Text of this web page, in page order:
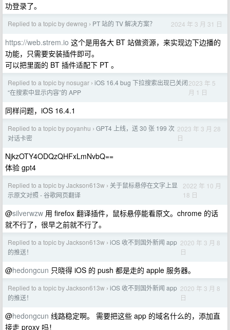
功登录了。
Replied to a topic by dewreg › PT 站的 TV 解决方案？ 2024 年 3 月 31 日
https://web.strem.io 这个是用各大 BT 站做资源，来实现边下边播的
功能，只需要安装插件即可。
可以把里面的 BT 插件适配下 PT 。
Replied to a topic by nosugar › iOS 16.4 bug 下拉搜索出现已关闭
“在搜索中显示内容”的 APP
2023 年 5
月 1 日
同样问题，iOS 16.4.1
Replied to a topic by poyanhu › GPT4 上线，送 30 张 199 次
对话卡密
2023 年 3 月 28
日
NjkzOTY4ODQzQHFxLmNvbQ==
体验 gpt4
Replied to a topic by Jackson613w › 关于鼠标悬停在文字上显
示原文对照 - 谷歌网页翻译
2022 年 10 月
18 日
@silverwzw 用 firefox 翻译插件，鼠标悬停能看原文。chrome 的话
就不行了，很早之前就不行了。
Replied to a topic by Jackson613w › iOS 收不到国外新闻 app
的推送！
2020 年 3 月 8
日
@hedongcun 只晓得 iOS 的 push 都是走的 apple 服务器。
Replied to a topic by Jackson613w › iOS 收不到国外新闻 app
的推送！
2020 年 3 月 8
日
@hedongcun 线路稳定啊。 需要把这些 app 的域名什么的，添加直
接走 proxy 吗！